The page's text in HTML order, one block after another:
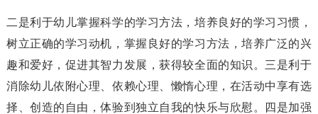
二是利于幼儿掌握科学的学习方法，培养良好的学习习惯，
树立正确的学习动机，掌握良好的学习方法，培养广泛的兴
趣和爱好，促进其智力发展，获得较全面的知识。三是利于
消除幼儿依附心理、依赖心理、懒惰心理，在活动中享有选
择、创造的自由，体验到独立自我的快乐与欣慰。四是加强